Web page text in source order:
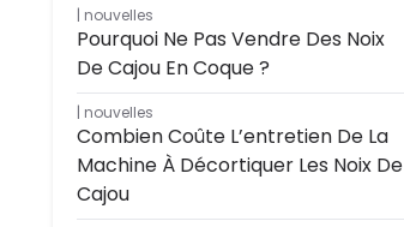
nouvelles
Pourquoi Ne Pas Vendre Des Noix
De Cajou En Coque ?
nouvelles
Combien Coûte L’entretien De La
Machine À Décortiquer Les Noix De
Cajou